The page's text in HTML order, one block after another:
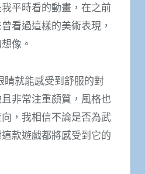
平時看的動畫，在之前
看過這樣的美術表現，
像。
睛就能感受到舒服的對
非常注重顏質，風格也
，我相信不論是否為武
款遊戲都將感受到它的